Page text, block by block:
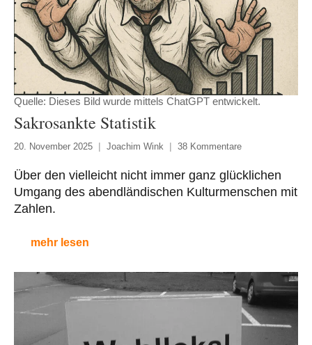
Quelle: Dieses Bild wurde mittels ChatGPT entwickelt.
Sakrosankte Statistik
20. November 2025 Joachim Wink 38 Kommentare
Über den vielleicht nicht immer ganz glücklichen
Umgang des abendländischen Kulturmenschen mit
Zahlen.
mehr lesen